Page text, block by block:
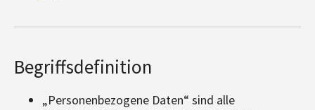
Begriffsdefinition
„Personenbezogene Daten“ sind alle